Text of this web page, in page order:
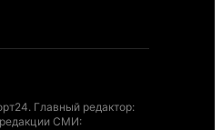
Главный редактор:
СМИ: